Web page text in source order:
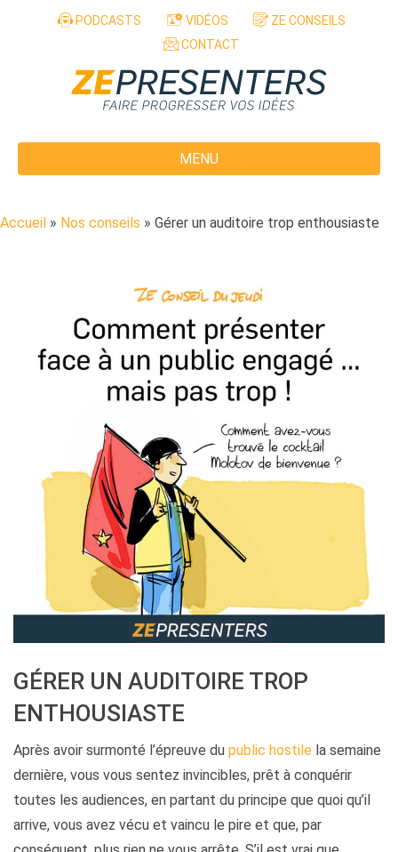
Aller au contenu
PODCASTS VIDÉOS
ZE CONSEILS
CONTACT
MENU
Accueil » Nos conseils » Gérer un auditoire trop enthousiaste
GÉRER UN AUDITOIRE TROP
ENTHOUSIASTE
Après avoir surmonté l’épreuve du public hostile la semaine
dernière, vous vous sentez invincibles, prêt à conquérir
toutes les audiences, en partant du principe que quoi qu’il
arrive, vous avez vécu et vaincu le pire et que, par